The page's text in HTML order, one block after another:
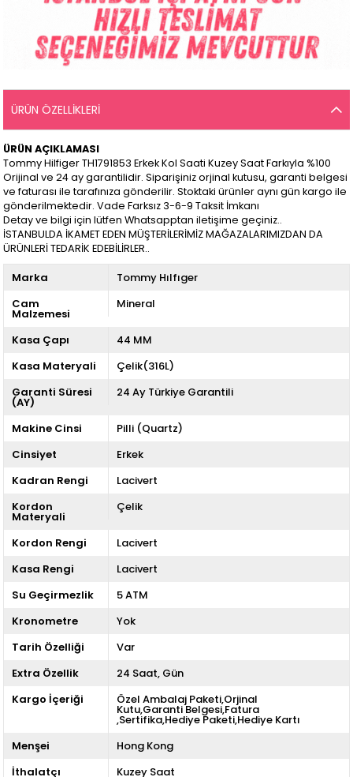
ÜRÜN ÖZELLIKLERI
ÜRÜN AÇIKLAMASI
Tommy Hilfiger TH1791853 Erkek Kol Saati Kuzey Saat Farkıyla %100
Orijinal ve 24 ay garantilidir. Siparişiniz orjinal kutusu, garanti belgesi
ve faturası ile tarafınıza gönderilir. Stoktaki ürünler aynı gün kargo ile
gönderilmektedir. Vade Farksız 3-6-9 Taksit İmkanı
Detay ve bilgi için lütfen Whatsapptan iletişime geçiniz..
İSTANBULDA İKAMET EDEN MÜŞTERİLERİMİZ MAĞAZALARIMIZDAN DA
ÜRÜNLERİ TEDARİK EDEBİLİRLER..
Marka
Tommy Hılfıger
Cam
Malzemesi
Mineral
Kasa Çapı
44 MM
Kasa Materyali
Çelik(316L)
Garanti Süresi
(AY)
24 Ay Türkiye Garantili
Makine Cinsi
Pilli (Quartz)
Cinsiyet
Erkek
Kadran Rengi
Lacivert
Kordon
Materyali
Çelik
Kordon Rengi
Lacivert
Kasa Rengi
Lacivert
Su Geçirmezlik
5 ATM
Kronometre
Yok
Tarih Özelliği
Var
Extra Özellik
24 Saat Gün
Kargo İçeriği
Özel Ambalaj Paketi,Orjinal
Kutu,Garanti Belgesi,Fatura
,Sertifika,Hediye Paketi,Hediye Kartı
Menşei
Hong Kong
İthalatçı
Kuzey Saat